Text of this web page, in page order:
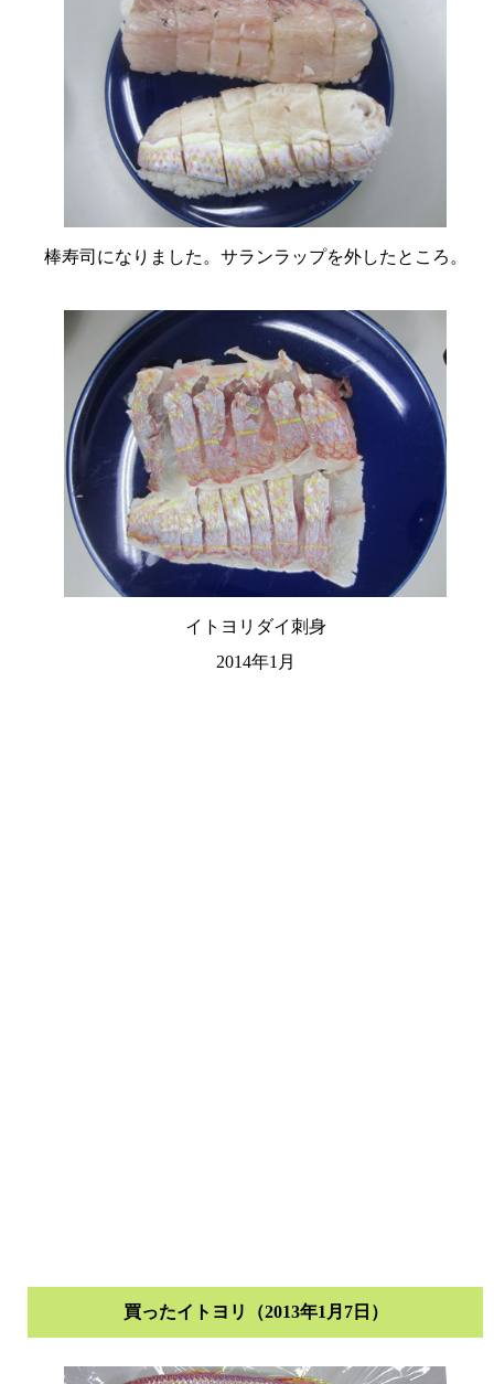
棒寿司になりました。サランラップを外したところ。
イトヨリダイ刺身
2014年1月
買ったイトヨリ（2013年1月7日）